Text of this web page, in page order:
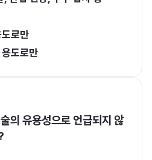
로만
도로만
의 유용성으로 언급되지 않